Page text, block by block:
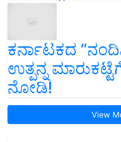
ಕರ್ನಾಟಕದ
ಉತ್ಪನ್ನ
ನೋಡಿ!
View